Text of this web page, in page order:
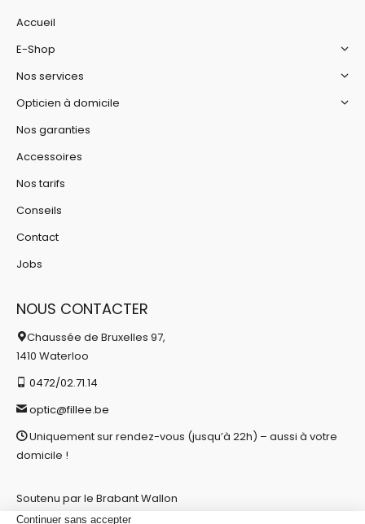
Accueil
E-Shop
Nos services
Opticien à domicile
Nos garanties
Accessoires
Nos tarifs
Conseils
Contact
Jobs
NOUS CONTACTER
Chaussée de Bruxelles 97,
1410 Waterloo
0472/02.71.14
optic@fillee.be
Uniquement sur rendez-vous (jusqu’à 22h) – aussi à votre
domicile !
Soutenu par le Brabant Wallon